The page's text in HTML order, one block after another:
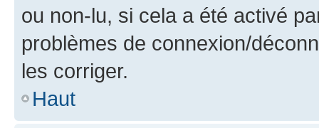
ou non-lu, si cela a été activé
problèmes de connexion/
les corriger.
Haut